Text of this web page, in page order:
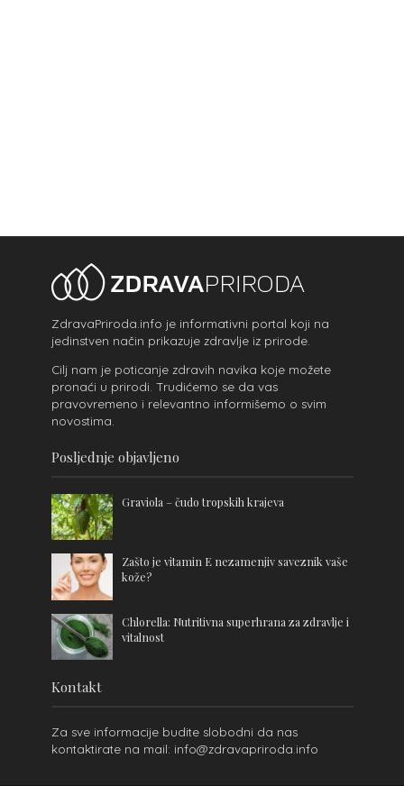
ZdravaPriroda.info je informativni portal koji na
jedinstven način prikazuje zdravlje iz prirode.
Cilj nam je poticanje zdravih navika koje možete
pronaći u prirodi. Trudićemo se da vas
pravovremeno i relevantno informišemo o svim
novostima.
Posljednje objavljeno
Graviola – čudo tropskih krajeva
Zašto je vitamin E nezamenjiv saveznik vaše
kože?
Chlorella: Nutritivna superhrana za zdravlje i
vitalnost
Kontakt
Za sve informacije budite slobodni da nas
kontaktirate na mail: info@zdravapriroda.info